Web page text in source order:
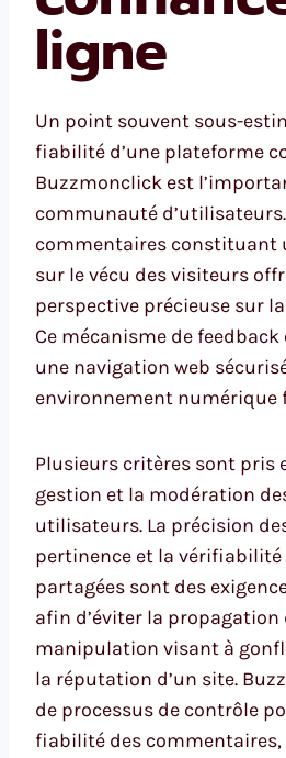
ligne
Un point souvent sous-
fiabilité d’une plateforme
Buzzmonclick est
communauté
commentaires constituant
sur le vécu des visiteurs
perspective précieuse sur
Ce mécanisme de
une navigation web
environnement numérique
Plusieurs critères sont pris
gestion et la modération
utilisateurs. La précision
pertinence et la
partagées sont des
afin d’éviter la propagation
manipulation visant à
la réputation d’un site.
de processus de contrôle
fiabilité des